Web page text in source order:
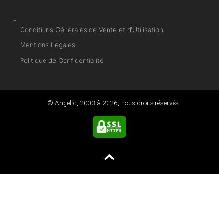
-
Conditions Générales de Vente et d'Utilisation
Mentions Légales
Politique de Confidentialité
© Angelic, 2003 à 2026 , Tous droits réservés.